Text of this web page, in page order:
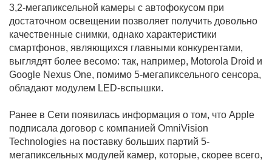
3,2-мегапиксельной камеры с автофокусом при
достаточном освещении позволяет получить довольно
качественные снимки, однако характеристики
смартфонов, являющихся главными конкурентами,
выглядят более весомо: так, например, Motorola Droid и
Google Nexus One, помимо 5-мегапиксельного сенсора,
обладают модулем LED-вспышки.
Ранее в Сети появилась информация о том, что Apple
подписала договор с компанией OmniVision
Technologies на поставку больших партий 5-
мегапиксельных модулей камер, которые, скорее всего,